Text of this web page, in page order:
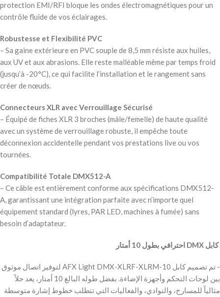
protection EMI/RFI bloque les ondes électromagnétiques pour un
contrôle fluide de vos éclairages.
Robustesse et Flexibilité PVC
– Sa gaine extérieure en PVC souple de 8,5 mm résiste aux huiles,
aux UV et aux abrasions. Elle reste malléable même par temps froid
(jusqu’à -20°C), ce qui facilite l’installation et le rangement sans
créer de nœuds.
Connecteurs XLR avec Verrouillage Sécurisé
– Équipé de fiches XLR 3 broches (mâle/femelle) de haute qualité
avec un système de verrouillage robuste, il empêche toute
déconnexion accidentelle pendant vos prestations live ou vos
tournées.
Compatibilité Totale DMX512-A
– Ce câble est entièrement conforme aux spécifications DMX512-
A, garantissant une intégration parfaite avec n’importe quel
équipement standard (lyres, PAR LED, machines à fumée) sans
besoin d’adaptateur.
‫ كابل DMX احترافي بطول 10 أمتار
‫- تم تصميم كابل AFX Light DMX-XLRF-XLRM-10 لتوفير اتصال موثوق
بين لوحات التحكم وأجهزة الإضاءة. بفضل طوله البالغ 10 أمتار، يعد حلاً
مثالياً للمسارح، والنوادي، والفعاليات التي تتطلب خطوط إشارة متوسطة